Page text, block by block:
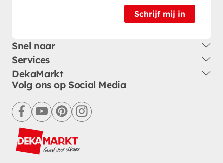
Schrijf mij in
Snel naar
Services
DekaMarkt
Volg ons op Social Media
facebookyoutubepinterestinstagram